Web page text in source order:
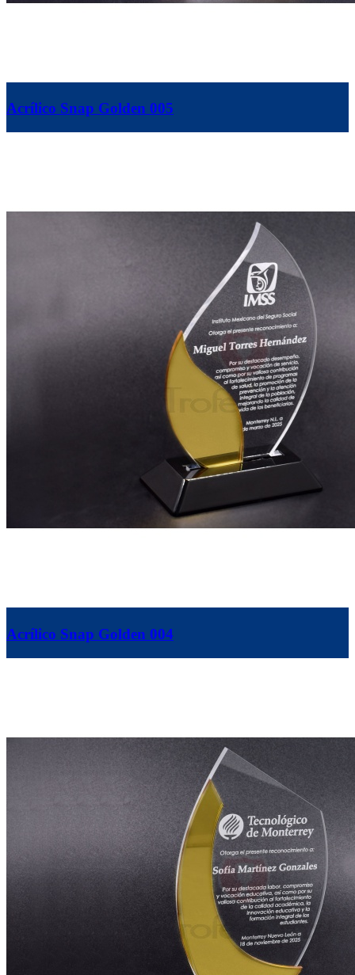
Acrílico Snap Golden 005
Acrílico Snap Golden 004